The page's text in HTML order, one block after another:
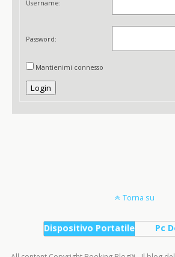
Username:
Password:
Mantienimi connesso
Login
Torna su
Dispositivo Portatile Pc